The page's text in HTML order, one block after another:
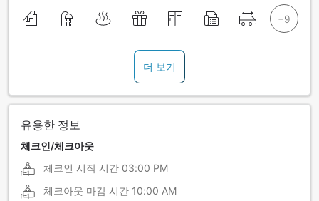
더 보기
유용한 정보
체크인/체크아웃
체크인 시작 시간 03:00 PM
체크아웃 마감 시간 10:00 AM